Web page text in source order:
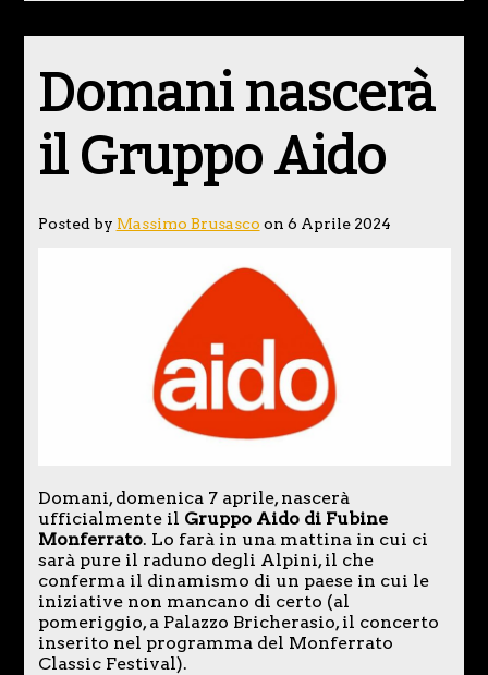
Domani nascerà
il Gruppo Aido
Posted by Massimo Brusasco on 6 Aprile 2024
Domani, domenica 7 aprile, nascerà
ufficialmente il Gruppo Aido di Fubine
Monferrato. Lo farà in una mattina in cui ci
sarà pure il raduno degli Alpini, il che
conferma il dinamismo di un paese in cui le
iniziative non mancano di certo (al
pomeriggio, a Palazzo Bricherasio, il concerto
inserito nel programma del Monferrato
Classic Festival).